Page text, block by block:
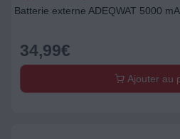
Batterie externe ADEQWAT 5000
34,99€
Ajouter au